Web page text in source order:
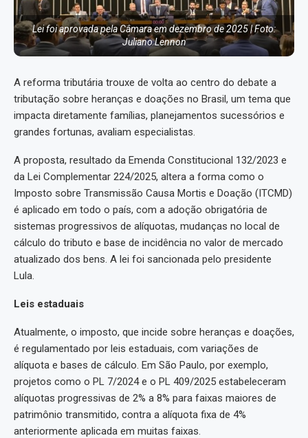
Lei foi aprovada pela Câmara em dezembro de 2025 | Foto:
Juliano Lennon
A reforma tributária trouxe de volta ao centro do debate a
tributação sobre heranças e doações no Brasil, um tema que
impacta diretamente famílias, planejamentos sucessórios e
grandes fortunas, avaliam especialistas.
A proposta, resultado da Emenda Constitucional 132/2023 e
da Lei Complementar 224/2025, altera a forma como o
Imposto sobre Transmissão Causa Mortis e Doação (ITCMD)
é aplicado em todo o país, com a adoção obrigatória de
sistemas progressivos de alíquotas, mudanças no local de
cálculo do tributo e base de incidência no valor de mercado
atualizado dos bens. A lei foi sancionada pelo presidente
Lula.
Leis estaduais
Atualmente, o imposto, que incide sobre heranças e doações,
é regulamentado por leis estaduais, com variações de
alíquota e bases de cálculo. Em São Paulo, por exemplo,
projetos como o PL 7/2024 e o PL 409/2025 estabeleceram
alíquotas progressivas de 2% a 8% para faixas maiores de
patrimônio transmitido, contra a alíquota fixa de 4%
anteriormente aplicada em muitas faixas.